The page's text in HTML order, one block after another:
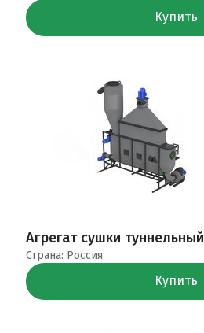
Купить
Агрегат сушки туннельный
Страна: Россия
Купить